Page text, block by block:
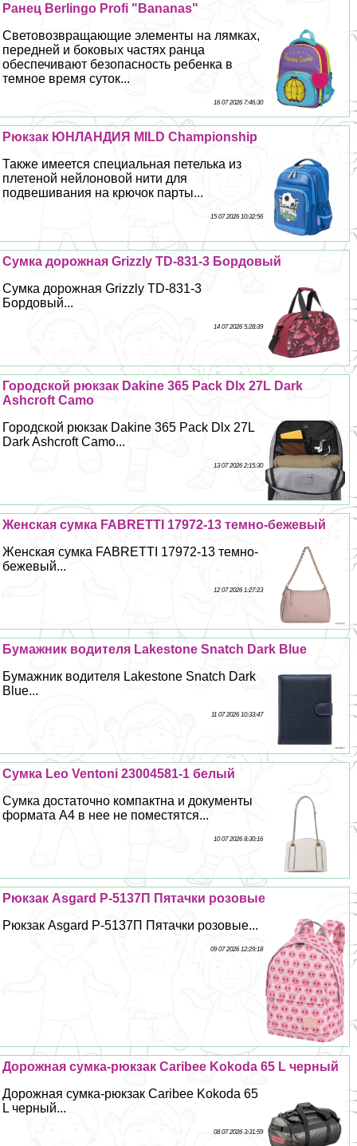
Ранец Berlingo Profi "Bananas"
Световозвращающие элементы на лямках,
передней и боковых частях ранца
обеспечивают безопасность ребенка в
темное время суток...
16 07 2026 7:46:30
Рюкзак ЮНЛАНДИЯ MILD Championship
Также имеется специальная петелька из
плетеной нейлоновой нити для
подвешивания на крючок парты...
15 07 2026 10:32:56
Сумка дорожная Grizzly TD-831-3 Бордовый
Сумка дорожная Grizzly TD-831-3
Бордовый...
14 07 2026 5:28:39
Городской рюкзак Dakine 365 Pack Dlx 27L Dark
Ashcroft Camo
Городской рюкзак Dakine 365 Pack Dlx 27L
Dark Ashcroft Camo...
13 07 2026 2:15:30
Женская сумка FABRETTI 17972-13 темно-бежевый
Женская сумка FABRETTI 17972-13 темно-
бежевый...
12 07 2026 1:27:23
Бумажник водителя Lakestone Snatch Dark Blue
Бумажник водителя Lakestone Snatch Dark
Blue...
11 07 2026 10:33:47
Сумка Leo Ventoni 23004581-1 белый
Сумка достаточно компактна и документы
формата А4 в нее не поместятся...
10 07 2026 8:30:16
Рюкзак Asgard Р-5137П Пятачки розовые
Рюкзак Asgard Р-5137П Пятачки розовые...
09 07 2026 12:29:18
Дорожная сумка-рюкзак Caribee Kokoda 65 L черный
Дорожная сумка-рюкзак Caribee Kokoda 65
L черный...
08 07 2026 3:31:59